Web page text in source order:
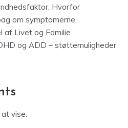
Hvorfor
om symptomerne
af Livet og Familie
og ADD – støttemuligheder
vise.